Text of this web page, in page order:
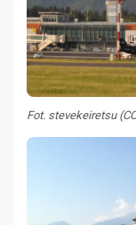
Fot. stevekeiretsu